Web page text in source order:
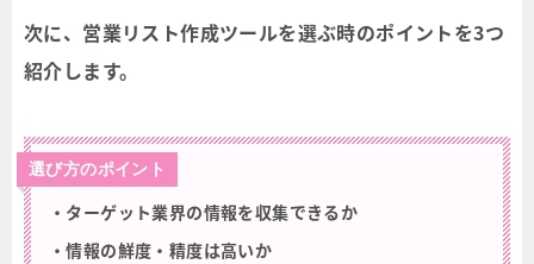
次に、営業リスト作成ツールを選ぶ時のポイントを3つ
紹介します。
選び方のポイント
・ターゲット業界の情報を収集できるか
・情報の鮮度・精度は高いか